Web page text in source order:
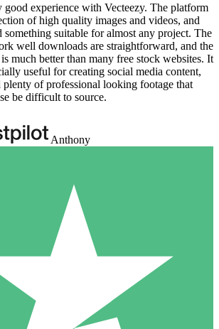
good experience with Vecteezy. The platform
of high quality images and videos, and
something suitable for almost any project. The
well downloads are straightforward, and the
much better than many free stock websites. It
useful for creating social media content,
plenty of professional looking footage that
be difficult to source.
Anthony